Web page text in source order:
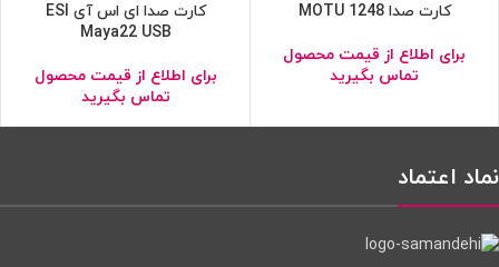
کارت صدا MOTU 1248
برای اطلاع از قیمت محصول
تماس بگیرید
کارت صدا ای اس آی ESI
Maya22 USB
برای اطلاع از قیمت محصول
تماس بگیرید
نماد اعتماد